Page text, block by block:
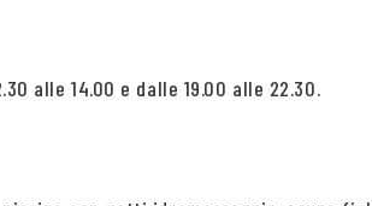
alle 14.00 e dalle 19.00 alle 22.30.